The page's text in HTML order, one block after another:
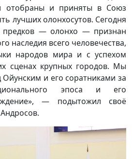
отобраны и приняты в Союз
лучших олонхосутов. Сегодня
предков — олонхо — признан
наследия всего человечества,
народов мира и с успехом
сценах крупных городов. Мы
и его соратниками за
эпоса и его
— подытожил своё